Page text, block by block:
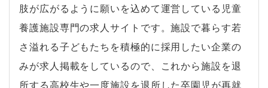
肢が広がるように願いを込めて運営している児童
養護施設専門の求人サイトです。施設で暮らす若
さ溢れる子どもたちを積極的に採用したい企業の
みが求人掲載をしているので、これから施設を退
所する高校生や一度施設を退所した卒園児が再就